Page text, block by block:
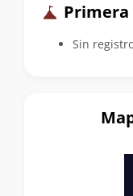
Primera
Sin